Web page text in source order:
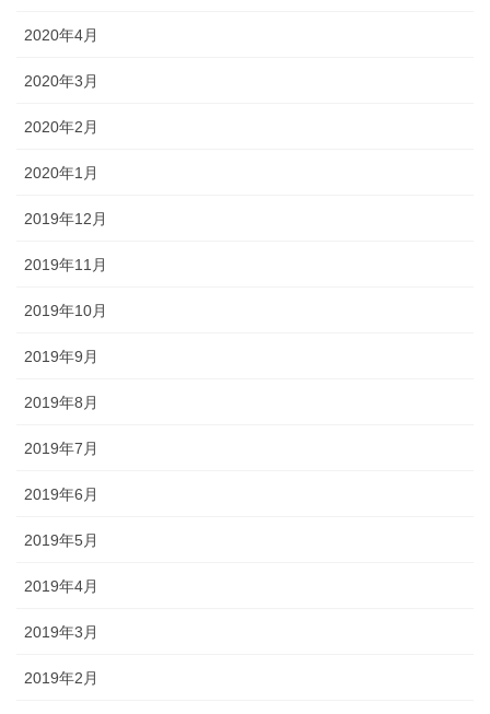
2020年4月
2020年3月
2020年2月
2020年1月
2019年12月
2019年11月
2019年10月
2019年9月
2019年8月
2019年7月
2019年6月
2019年5月
2019年4月
2019年3月
2019年2月